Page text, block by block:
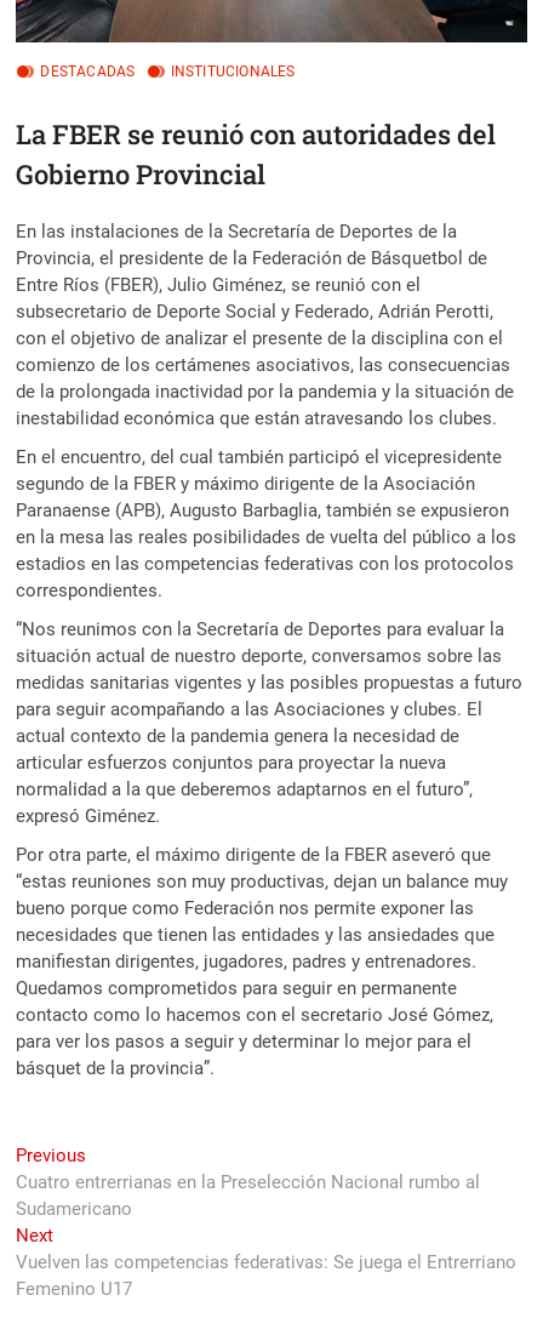
DESTACADAS INSTITUCIONALES
La FBER se reunió con autoridades del
Gobierno Provincial
En las instalaciones de la Secretaría de Deportes de la
Provincia, el presidente de la Federación de Básquetbol de
Entre Ríos (FBER), Julio Giménez, se reunió con el
subsecretario de Deporte Social y Federado, Adrián Perotti,
con el objetivo de analizar el presente de la disciplina con el
comienzo de los certámenes asociativos, las consecuencias
de la prolongada inactividad por la pandemia y la situación de
inestabilidad económica que están atravesando los clubes.
En el encuentro, del cual también participó el vicepresidente
segundo de la FBER y máximo dirigente de la Asociación
Paranaense (APB), Augusto Barbaglia, también se expusieron
en la mesa las reales posibilidades de vuelta del público a los
estadios en las competencias federativas con los protocolos
correspondientes.
“Nos reunimos con la Secretaría de Deportes para evaluar la
situación actual de nuestro deporte, conversamos sobre las
medidas sanitarias vigentes y las posibles propuestas a futuro
para seguir acompañando a las Asociaciones y clubes. El
actual contexto de la pandemia genera la necesidad de
articular esfuerzos conjuntos para proyectar la nueva
normalidad a la que deberemos adaptarnos en el futuro”,
expresó Giménez.
Por otra parte, el máximo dirigente de la FBER aseveró que
“estas reuniones son muy productivas, dejan un balance muy
bueno porque como Federación nos permite exponer las
necesidades que tienen las entidades y las ansiedades que
manifiestan dirigentes, jugadores, padres y entrenadores.
Quedamos comprometidos para seguir en permanente
contacto como lo hacemos con el secretario José Gómez,
para ver los pasos a seguir y determinar lo mejor para el
básquet de la provincia”.
Navegación
de
entradas
Previous
post:
Cuatro entrerrianas en la Preselección Nacional rumbo al
Sudamericano
NextNext
post:
Vuelven las competencias federativas: Se juega el Entrerriano
Femenino U17